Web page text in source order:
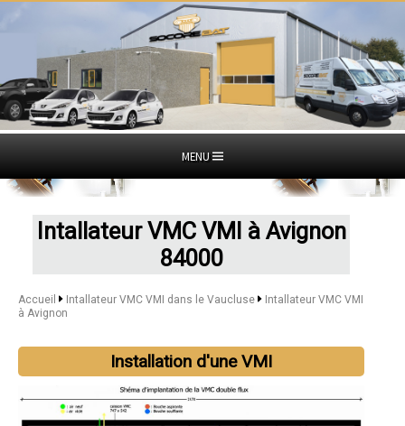
MENU
Intallateur VMC VMI à Avignon
84000
Accueil Intallateur VMC VMI dans le Vaucluse
Intallateur VMC VMI
à Avignon
Installation d'une VMI